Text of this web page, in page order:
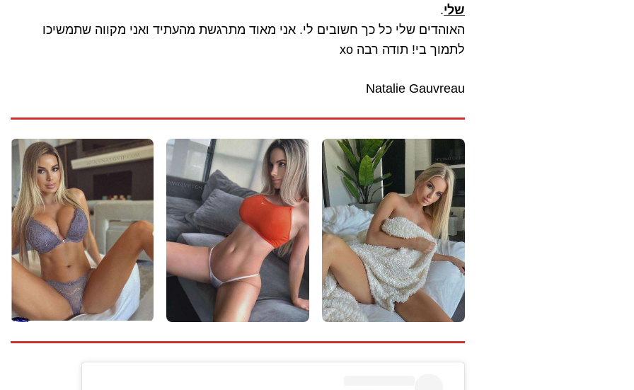
שלי.
האוהדים שלי כל כך חשובים לי. אני מאוד מתרגשת מהעתיד ואני מקווה שתמשיכו
לתמוך בי! תודה רבה xo
Natalie Gauvreau